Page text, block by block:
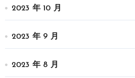
2023 年 10 月
2023 年 9 月
2023 年 8 月